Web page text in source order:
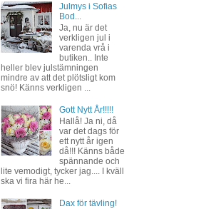
Julmys i Sofias
Bod...
Ja, nu är det
verkligen jul i
varenda vrå i
butiken.. Inte
heller blev julstämningen
mindre av att det plötsligt kom
snö! Känns verkligen ...
Gott Nytt År!!!!!
Hallå! Ja ni, då
var det dags för
ett nytt år igen
då!!! Känns både
spännande och
lite vemodigt, tycker jag.... I kväll
ska vi fira här he...
Dax för tävling!